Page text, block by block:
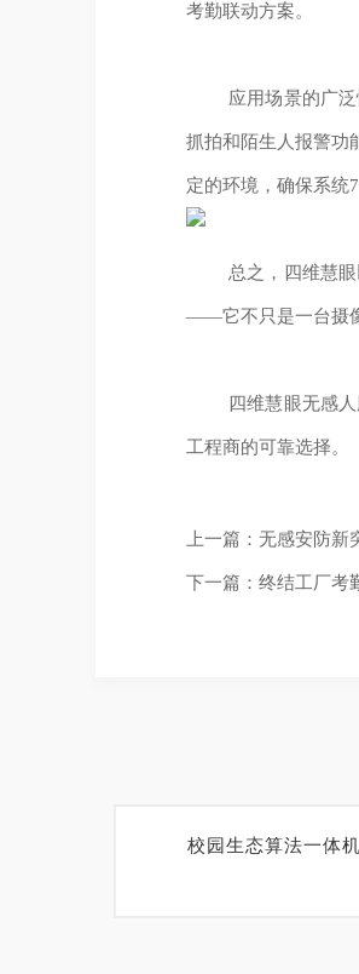
考勤联动方案。
应用场景的广
抓拍和陌生人报警功
定的环境，确保系统
总之，四维慧
——它不只是一台摄
四维慧眼无感
工程商的可靠选择。
上一篇：无感安防新
下一篇：终结工厂考
校园生态算法一体机